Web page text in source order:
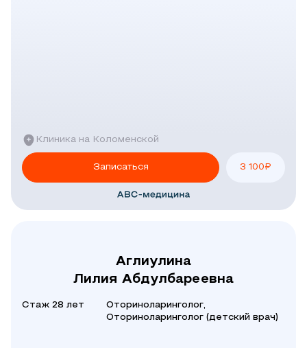
Клиника на Коломенской
Записаться 3 100₽
Аглиулина
Лилия Абдулбареевна
Стаж 28 лет
Оториноларинголог,
Оториноларинголог (детский врач)